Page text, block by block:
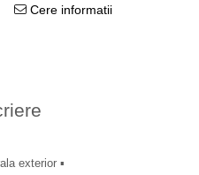
Cere informatii
exterior ▪︎